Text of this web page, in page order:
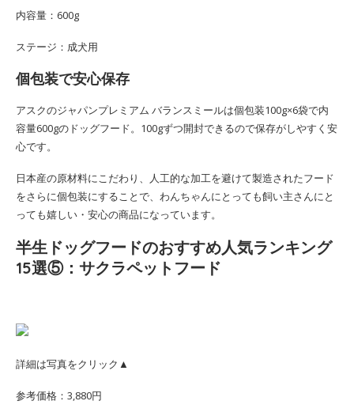
内容量：600g
ステージ：成犬用
個包装で安心保存
アスクのジャパンプレミアム バランスミールは個包装100g×6袋で内
容量600gのドッグフード。100gずつ開封できるので保存がしやすく安
心です。
日本産の原材料にこだわり、人工的な加工を避けて製造されたフード
をさらに個包装にすることで、わんちゃんにとっても飼い主さんにと
っても嬉しい・安心の商品になっています。
半生ドッグフードのおすすめ人気ランキング
15選⑤：サクラペットフード
詳細は写真をクリック▲
参考価格：3,880円